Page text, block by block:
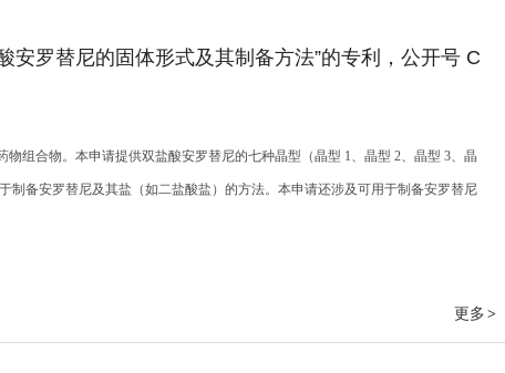
安罗替尼的固体形式及其制备方法”的专利，公开号 C
组合物。本申请提供双盐酸安罗替尼的七种晶型（晶型 1、晶型 2、晶型 3、晶
制备安罗替尼及其盐（如二盐酸盐）的方法。本申请还涉及可用于制备安罗替尼
更多 >